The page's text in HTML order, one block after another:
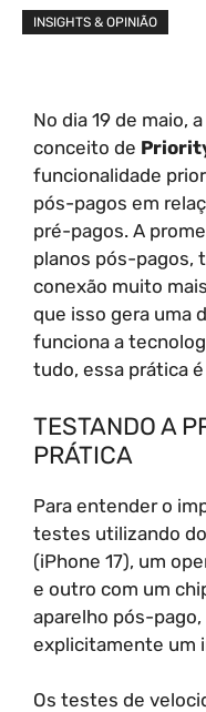
INSIGHTS & OPINIÃO
No dia 19 de maio,
conceito de
funcionalidade
pós-pagos em
pré-pagos. A
planos pós-pagos,
conexão muito
que isso gera uma
funciona a
tudo, essa prática
TESTANDO A
PRÁTICA
Para entender o
testes utilizando
(iPhone 17), um
e outro com um
aparelho pós-
explicitamente um
Os testes de